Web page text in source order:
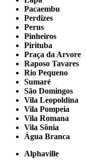
Pacaembu
Perdizes
Perus
Pinheiros
Pirituba
Praça da Arvore
Raposo Tavares
Rio Pequeno
Sumaré
São Domingos
Vila Leopoldina
Vila Pompeia
Vila Romana
Vila Sônia
Água Branca
Alphaville